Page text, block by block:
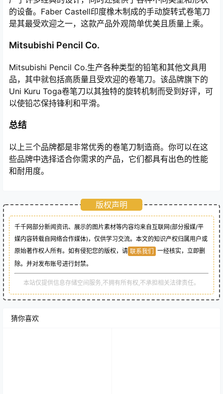
的设备。Faber Castell印度橡木制成的手动旋转式卷笔刀
是其最受欢迎之一，这款产品外观简单优美且质量上乘。
Mitsubishi Pencil Co.
Mitsubishi Pencil Co.生产各种类型的铅笔和其他文具用
品，其中就包括高质量且受欢迎的卷笔刀。该品牌旗下的
Uni Kuru Toga卷笔刀以其独特的旋转机制而受到好评，可
以使铅芯保持锋利和平滑。
总结
以上三个品牌都是非常优秀的卷笔刀制造商。你可以在这
些品牌中选择适合你需求的产品，它们都具有出色的性能
和耐用度。
版权声明
千千网部分新闻资讯、展示的图片素材等内容均来自互联网(部分报媒/平
媒内容转载自网络合作媒体)，仅供学习交流。本文的知识产权归属用户或
原始著作权人所有。如有侵犯您的版权，请 联系我们
一经核实，立即删
除。并对发布账号进行封禁。
本站仅提供信息存储空间服务,不拥有所有权,不承担相关法律责任。
猜你喜欢